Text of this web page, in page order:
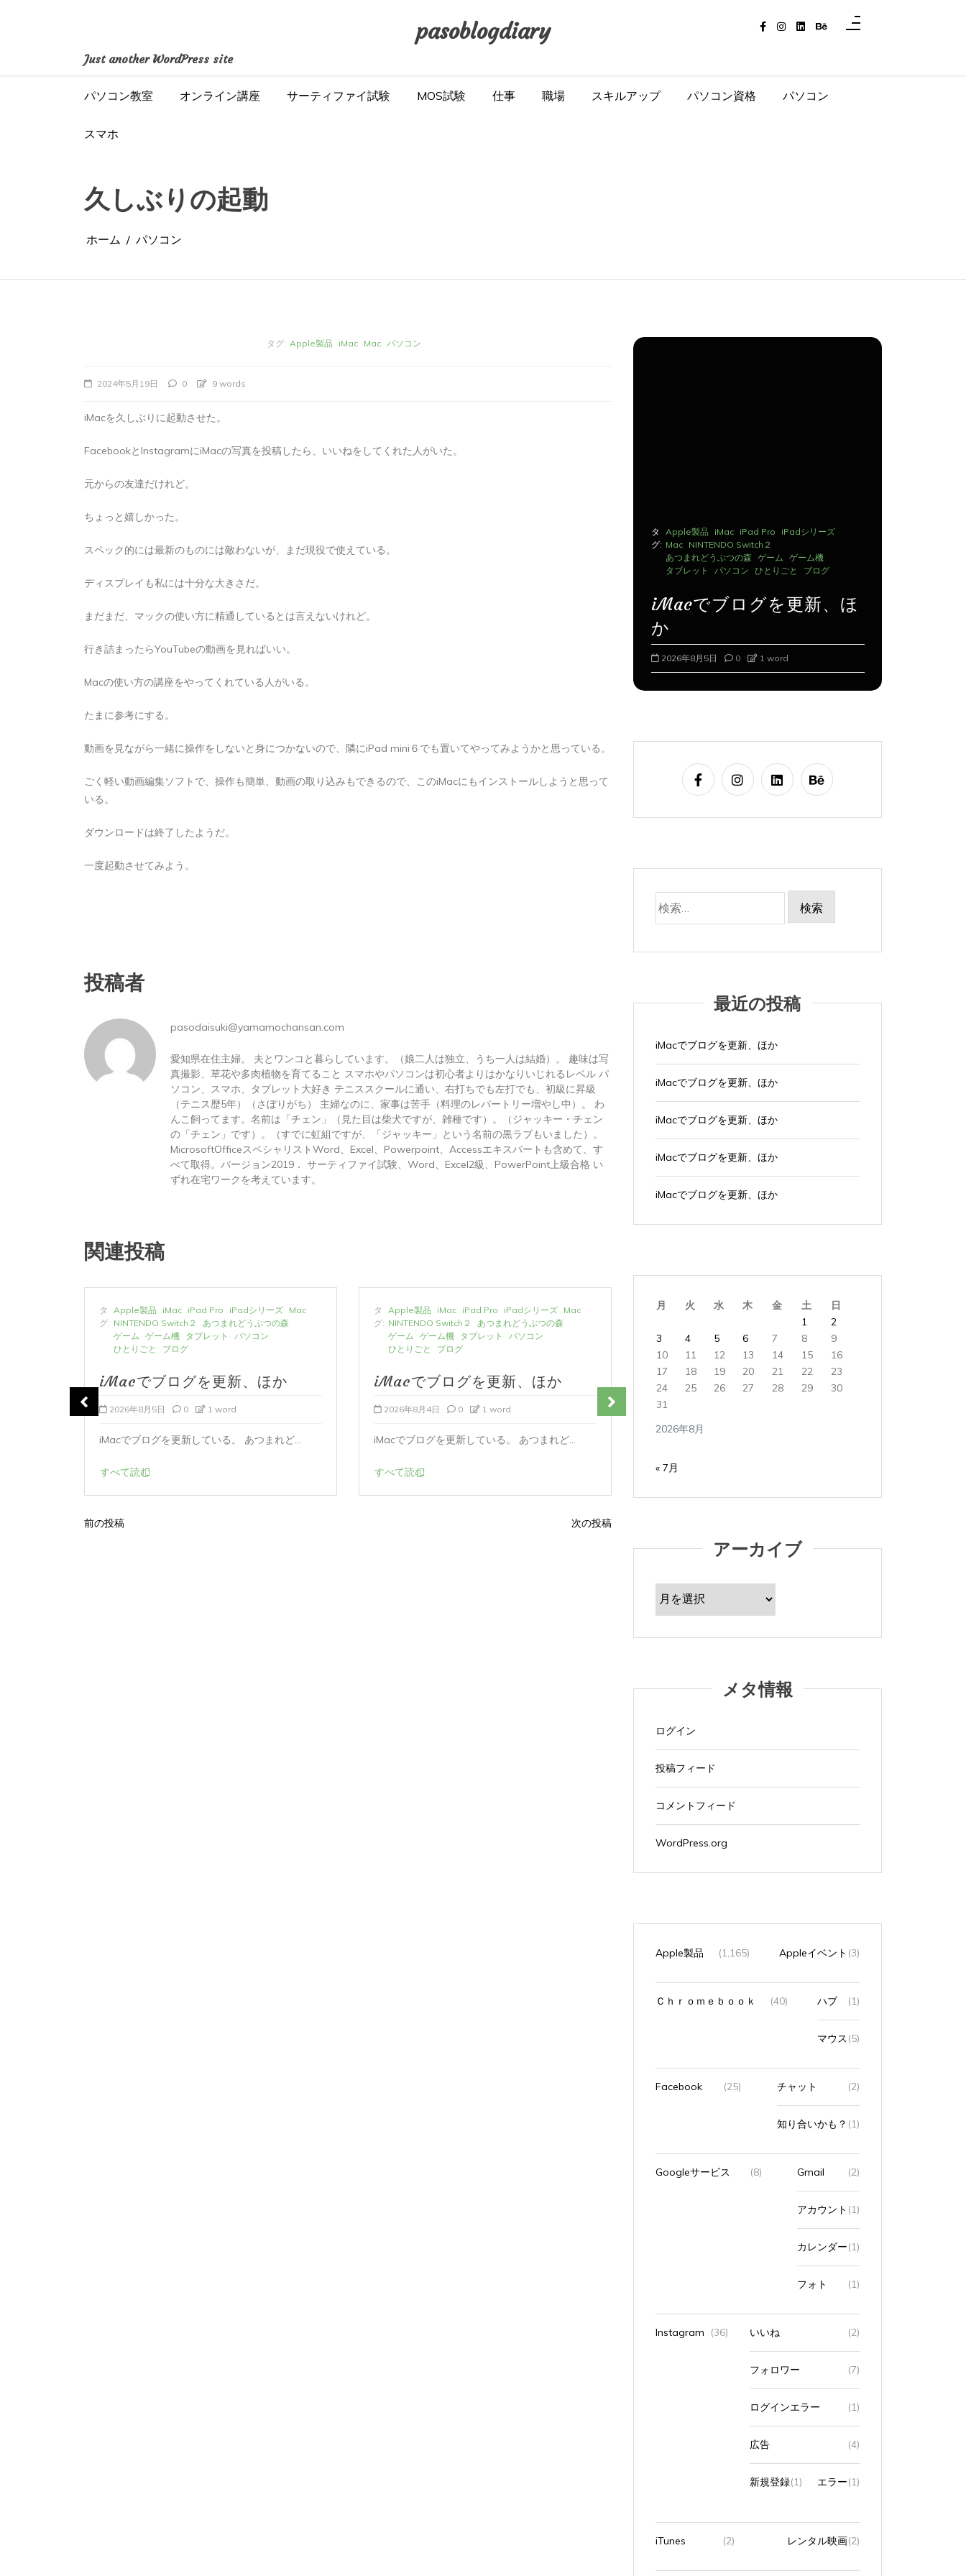
pasoblogdiary
Just another WordPress site
パソコン教室 オンライン講座 サーティファイ試験 MOS試験 仕事 職場 スキルアップ パソコン資格 パソコン
スマホ
久しぶりの起動
ホーム パソコン
タグ: Apple製品 iMac Mac パソコン
2024年5月19日 0 9 words
iMacを久しぶりに起動させた。
FacebookとInstagramにiMacの写真を投稿したら、いいねをしてくれた人がいた。
元からの友達だけれど。
ちょっと嬉しかった。
スペック的には最新のものには敵わないが、まだ現役で使えている。
ディスプレイも私には十分な大きさだ。
まだまだ、マックの使い方に精通しているとは言えないけれど。
行き詰まったらYouTubeの動画を見ればいい。
Macの使い方の講座をやってくれている人がいる。
たまに参考にする。
動画を見ながら一緒に操作をしないと身につかないので、隣にiPad mini６でも置いてやってみようかと思っている。
ごく軽い動画編集ソフトで、操作も簡単、動画の取り込みもできるので、このiMacにもインストールしようと思って
いる。
ダウンロードは終了したようだ。
一度起動させてみよう。
投稿者
pasodaisuki@yamamochansan.com
愛知県在住主婦。 夫とワンコと暮らしています。（娘二人は独立、うち一人は結婚）。 趣味は写
真撮影、草花や多肉植物を育てること スマホやパソコンは初心者よりはかなりいじれるレベル パ
ソコン、スマホ、タブレット大好き テニススクールに通い、右打ちでも左打でも、初級に昇級
（テニス歴5年）（さぼりがち） 主婦なのに、家事は苦手（料理のレパートリー増やし中）。 わ
んこ飼ってます。名前は「チェン」（見た目は柴犬ですが、雑種です）。（ジャッキー・チェン
の「チェン」です）。（すでに虹組ですが、「ジャッキー」という名前の黒ラブもいました）。
MicrosoftOfficeスペシャリストWord、Excel、Powerpoint、Accessエキスパートも含めて、す
べて取得。バージョン2019． サーティファイ試験、Word、Excel2級、PowerPoint上級合格 い
ずれ在宅ワークを考えています。
関連投稿
タ
グ:
Apple製品 iMac iPad Pro iPadシリーズ Mac
NINTENDO Switch２
あつまれどうぶつの森
ゲーム ゲーム機 タブレット
パソコン
ひとりごと
ブログ
iMacでブログを更新、ほか
2026年8月5日 0 1 word
iMacでブログを更新している。 あつまれど...
すべて読む
タ
グ:
Apple製品 iMac iPad Pro iPadシリーズ Mac
NINTENDO Switch２
あつまれどうぶつの森
ゲーム ゲーム機 タブレット
パソコン
ひとりごと
ブログ
iMacでブログを更新、ほか
2026年8月4日 0 1 word
iMacでブログを更新している。 あつまれど...
すべて読む
タ Apple製品 iMac iPad Pro iPadシリーズ
Mac
あつまれどうぶつの森
ゲーム
ゲーム機 タブレット
パソコン
iMacでブログを更新、ほか
2026年8月3日
すべて読む
投
前の投稿 次の投稿
グ: Mac
NINTENDO Switch２
あつまれどうぶつの森 ゲーム
ゲーム機
か
タ
グ:
Apple製品 iMac iPad Pro
iPadシリーズ
Mac
NINTENDO Switch２
あつまれどうぶつの森 ゲーム ゲーム機
タブレット
パソコン ひとりごと ブログ
iMacでブログを更新、ほ
か
2026年8月5日 0 1 word
索:
最近の投稿
iMacでブログを更新、ほか
iMacでブログを更新、ほか
iMacでブログを更新、ほか
iMacでブログを更新、ほか
iMacでブログを更新、ほか
2026年8月
月 火 水 木 金 土
日
1
2
3
4 5 6 7 8
9
10
11 12 13 14 15
16
17
18 19 20 21 22
23
24
25 26 27 28 29
30
31
« 7月
アーカイブ
ー
カ
イ
メタ情報
ログイン
投稿フィード
コメントフィード
WordPress.org
Apple製品 (1,165) Appleイベント (3)
Ｃｈｒｏｍｅｂｏｏｋ (40) ハブ (1)
マウス (5)
Facebook (25) チャット (2)
知り合いかも？ (1)
Googleサービス (8) Gmail (2)
アカウント (1)
カレンダー(1)
フォト (1)
Instagram (36) いいね (2)
フォロワー (7)
ログインエラー (1)
広告 (4)
新規登録(1) エラー(1)
iTunes (2) レンタル映画(2)